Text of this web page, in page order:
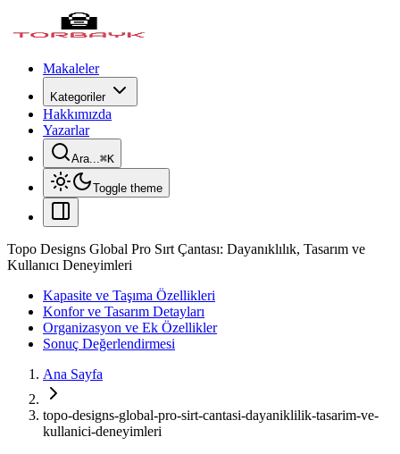
Makaleler
Kategoriler
Hakkımızda
Yazarlar
Ara...⌘K
Toggle theme
Topo Designs Global Pro Sırt Çantası: Dayanıklılık, Tasarım ve
Kullanıcı Deneyimleri
Kapasite ve Taşıma Özellikleri
Konfor ve Tasarım Detayları
Organizasyon ve Ek Özellikler
Sonuç Değerlendirmesi
Ana Sayfa
topo-designs-global-pro-sirt-cantasi-dayaniklilik-tasarim-ve-
kullanici-deneyimleri